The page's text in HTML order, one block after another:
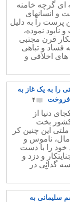
ای گرچه خامنه
و انسانهای
پرست را به دلیل
نموده،
قرن مجتبی
فساد و تباهی
اخلاقی و
کشور دست داشته
را به یک غاز به
فروخت
۴
دنیا از
بخت
این چنین کر
مال، ناموس و
را با دست
و دزد و
گدائی در
آن
سلیمانی به